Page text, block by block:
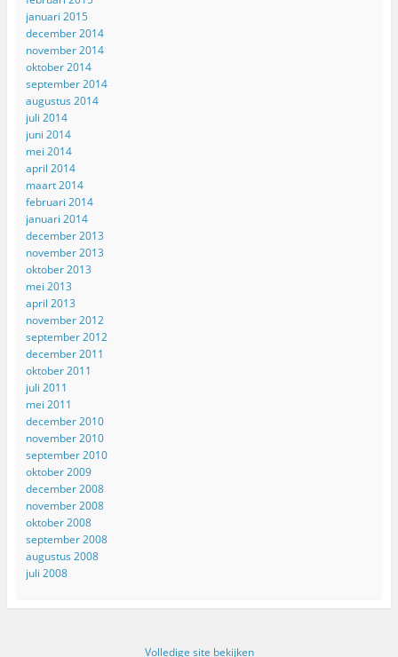
januari 2015
december 2014
november 2014
oktober 2014
september 2014
augustus 2014
juli 2014
juni 2014
mei 2014
april 2014
maart 2014
februari 2014
januari 2014
december 2013
november 2013
oktober 2013
mei 2013
april 2013
november 2012
september 2012
december 2011
oktober 2011
juli 2011
mei 2011
december 2010
november 2010
september 2010
oktober 2009
december 2008
november 2008
oktober 2008
september 2008
augustus 2008
juli 2008
Volledige site bekijken